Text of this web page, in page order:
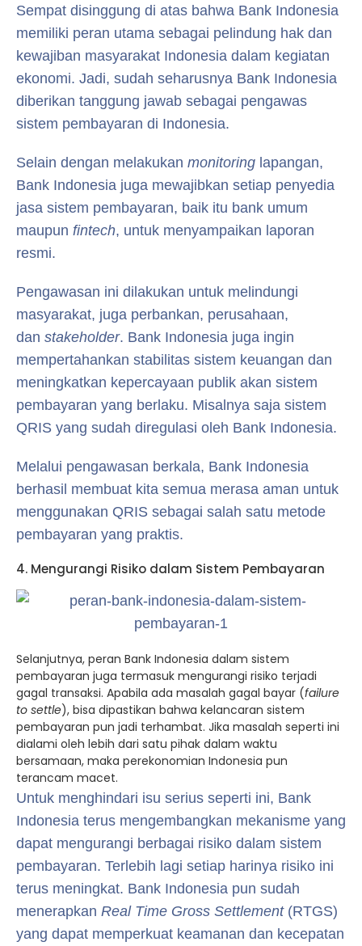
Sempat disinggung di atas bahwa Bank Indonesia
memiliki peran utama sebagai pelindung hak dan
kewajiban masyarakat Indonesia dalam kegiatan
ekonomi. Jadi, sudah seharusnya Bank Indonesia
diberikan tanggung jawab sebagai pengawas
sistem pembayaran di Indonesia.
Selain dengan melakukan monitoring lapangan,
Bank Indonesia juga mewajibkan setiap penyedia
jasa sistem pembayaran, baik itu bank umum
maupun fintech, untuk menyampaikan laporan
resmi.
Pengawasan ini dilakukan untuk melindungi
masyarakat, juga perbankan, perusahaan,
dan stakeholder. Bank Indonesia juga ingin
mempertahankan stabilitas sistem keuangan dan
meningkatkan kepercayaan publik akan sistem
pembayaran yang berlaku. Misalnya saja sistem
QRIS yang sudah diregulasi oleh Bank Indonesia.
Melalui pengawasan berkala, Bank Indonesia
berhasil membuat kita semua merasa aman untuk
menggunakan QRIS sebagai salah satu metode
pembayaran yang praktis.
4. Mengurangi Risiko dalam Sistem Pembayaran
Selanjutnya, peran Bank Indonesia dalam sistem
pembayaran juga termasuk mengurangi risiko terjadi
gagal transaksi. Apabila ada masalah gagal bayar (failure
to settle), bisa dipastikan bahwa kelancaran sistem
pembayaran pun jadi terhambat. Jika masalah seperti ini
dialami oleh lebih dari satu pihak dalam waktu
bersamaan, maka perekonomian Indonesia pun
terancam macet.
Untuk menghindari isu serius seperti ini, Bank
Indonesia terus mengembangkan mekanisme yang
dapat mengurangi berbagai risiko dalam sistem
pembayaran. Terlebih lagi setiap harinya risiko ini
terus meningkat. Bank Indonesia pun sudah
menerapkan Real Time Gross Settlement (RTGS)
yang dapat memperkuat keamanan dan kecepatan